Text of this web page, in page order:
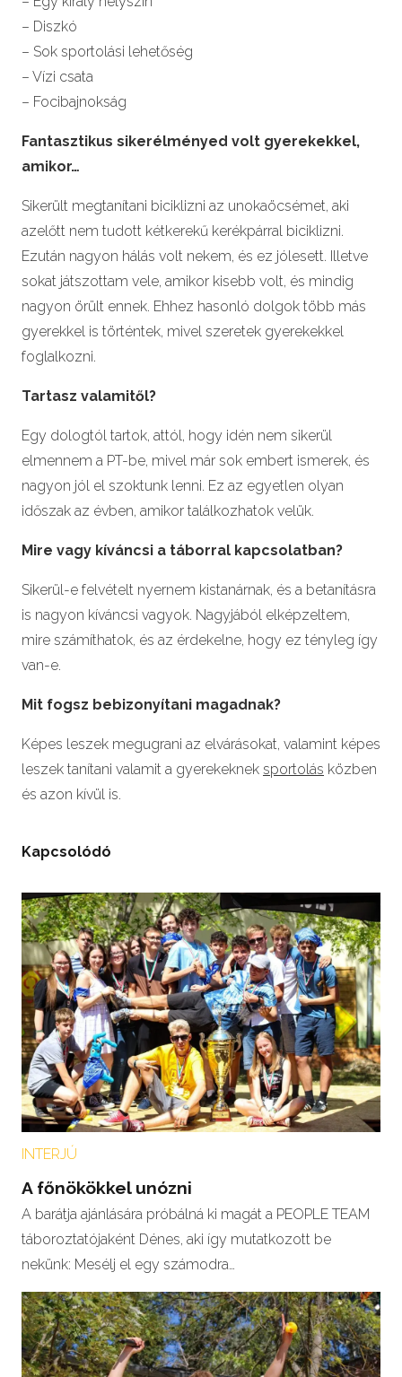
– Diszkó
– Sok sportolási lehetőség
– Vízi csata
– Focibajnokság
Fantasztikus sikerélményed volt gyerekekkel,
amikor…
Sikerült megtanítani biciklizni az unokaöcsémet, aki
azelőtt nem tudott kétkerekű kerékpárral biciklizni.
Ezután nagyon hálás volt nekem, és ez jólesett. Illetve
sokat játszottam vele, amikor kisebb volt, és mindig
nagyon örült ennek. Ehhez hasonló dolgok több más
gyerekkel is történtek, mivel szeretek gyerekekkel
foglalkozni.
Tartasz valamitől?
Egy dologtól tartok, attól, hogy idén nem sikerül
elmennem a PT-be, mivel már sok embert ismerek, és
nagyon jól el szoktunk lenni. Ez az egyetlen olyan
időszak az évben, amikor találkozhatok velük.
Mire vagy kíváncsi a táborral kapcsolatban?
Sikerül-e felvételt nyernem kistanárnak, és a betanításra
is nagyon kíváncsi vagyok. Nagyjából elképzeltem,
mire számíthatok, és az érdekelne, hogy ez tényleg így
van-e.
Mit fogsz bebizonyítani magadnak?
Képes leszek megugrani az elvárásokat, valamint képes
leszek tanítani valamit a gyerekeknek sportolás közben
és azon kívül is.
Kapcsolódó
INTERJÚ
A főnökökkel unózni
A barátja ajánlására próbálná ki magát a PEOPLE TEAM
táboroztatójaként Dénes, aki így mutatkozott be
nekünk: Mesélj el egy számodra…